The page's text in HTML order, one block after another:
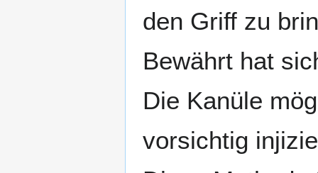
den Griff zu
Bewährt hat
Die Kanüle
vorsichtig